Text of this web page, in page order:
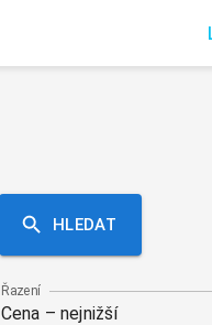
HLEDAT
Řazení
Cena – nejnižší